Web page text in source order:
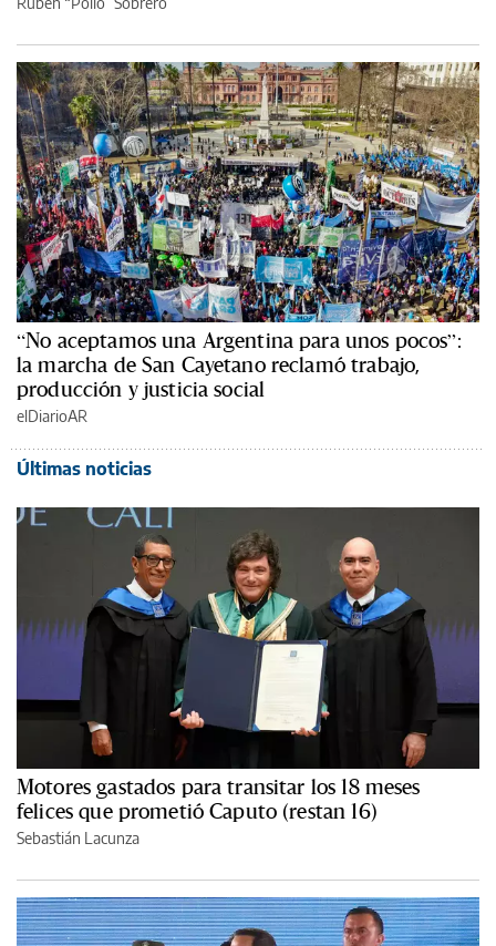
“No aceptamos una Argentina para unos pocos”:
la marcha de San Cayetano reclamó trabajo,
producción y justicia social
elDiarioAR
Últimas noticias
Motores gastados para transitar los 18 meses
felices que prometió Caputo (restan 16)
Sebastián Lacunza